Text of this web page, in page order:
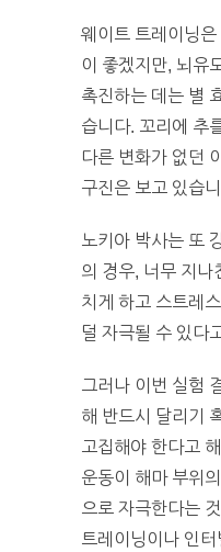
웨이트 트레이닝
이 좋겠지만, 뇌유
촉진하는 데는 별
습니다. 꼬리에 추
다른 변화가 없던
구진은 보고 있습
노키아 박사는 또
의 경우, 너무 지나
치게 하고 스트레
덜 자극될 수 있다
그러나 이번 실험
해 반드시 달리기
고집해야 한다고
운동이 해마 부위
으로 자극한다는
트레이닝이나 인